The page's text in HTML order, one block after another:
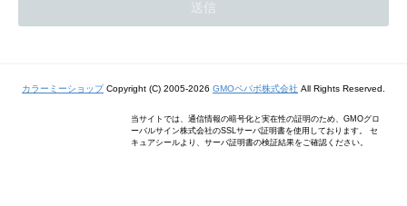
カラーミーショップ Copyright (C) 2005-2026 GMOペパボ株式会社 All Rights Reserved.
当サイトでは、通信情報の暗号化と実在性の証明のため、GMOグロ
ーバルサイン株式会社のSSLサーバ証明書を使用しております。 セ
キュアシールより、サーバ証明書の検証結果をご確認ください。